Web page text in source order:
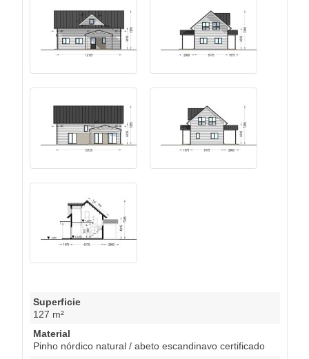
Superficie
127 m²
Material
Pinho nórdico natural / abeto escandinavo certificado